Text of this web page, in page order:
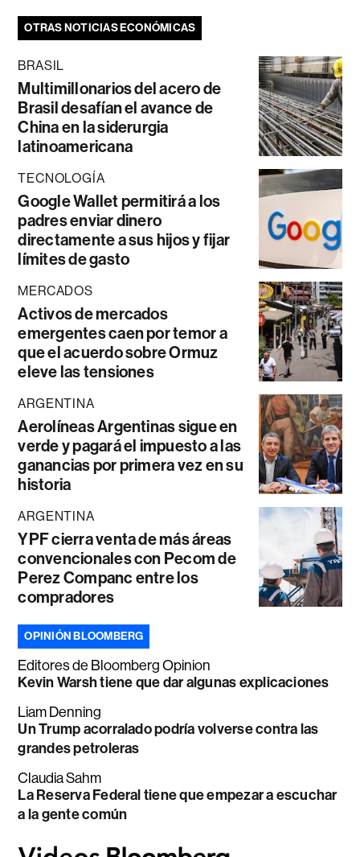
OTRAS NOTICIAS ECONÓMICAS
BRASIL
Multimillonarios del acero de
Brasil desafían el avance de
China en la siderurgia
latinoamericana
TECNOLOGÍA
Google Wallet permitirá a los
padres enviar dinero
directamente a sus hijos y fijar
límites de gasto
MERCADOS
Activos de mercados
emergentes caen por temor a
que el acuerdo sobre Ormuz
eleve las tensiones
ARGENTINA
Aerolíneas Argentinas sigue en
verde y pagará el impuesto a las
ganancias por primera vez en su
historia
ARGENTINA
YPF cierra venta de más áreas
convencionales con Pecom de
Perez Companc entre los
compradores
OPINIÓN BLOOMBERG
Editores de Bloomberg Opinion
Kevin Warsh tiene que dar algunas explicaciones
Liam Denning
Un Trump acorralado podría volverse contra las
grandes petroleras
Claudia Sahm
La Reserva Federal tiene que empezar a escuchar
a la gente común